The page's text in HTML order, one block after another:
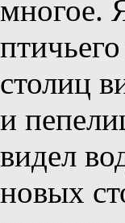
многое.
столиц
и
видел
новых